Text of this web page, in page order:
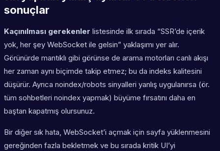
sonuçlar
Kaçınılması gerekenler listesinde ilk sırada “SSR’de içerik
yok, her şey WebSocket ile gelsin” yaklaşımı yer alır.
Görünürde mantıklı gibi görünse de arama motorları canlı akışı
her zaman aynı biçimde takip etmez; bu da indeks kalitesini
düşürür. Ayrıca noindex/robots sinyalleri yanlış uygulanırsa (ör.
tüm sohbetleri noindex yapmak) büyüme fırsatını daha en
baştan kapatmış olursunuz.
Bir diğer sık hata, WebSocket’i açmak için sayfa yüklenmesini
gereğinden fazla bekletmek ve bu sırada kritik UI’yi